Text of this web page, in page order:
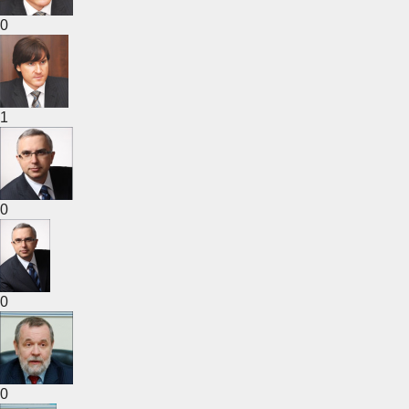
0
1
0
0
0